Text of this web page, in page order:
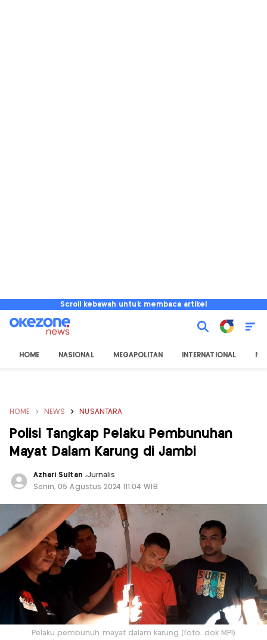
Scroll kebawah untuk membaca artikel
HOME NASIONAL MEGAPOLITAN INTERNATIONAL
HOME NEWS NUSANTARA
Polisi Tangkap Pelaku Pembunuhan
Mayat Dalam Karung di Jambi
Azhari Sultan ,Jurnalis
Senin, 05 Agustus 2024 |11:04 WIB
Pelaku pembunuh mayat dalam karung (foto: dok MPI)